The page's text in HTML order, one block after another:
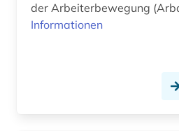
friedensarbeit (1)
der Arbeiterbewegung
Informationen